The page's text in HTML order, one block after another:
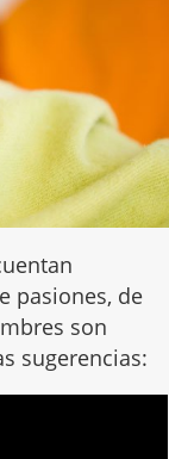
pasiones, de
son
sugerencias: